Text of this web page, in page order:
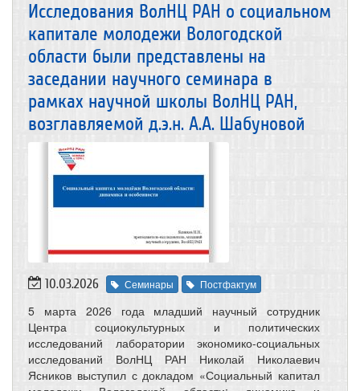
Исследования ВолНЦ РАН о социальном
капитале молодежи Вологодской
области были представлены на
заседании научного семинара в
рамках научной школы ВолНЦ РАН,
возглавляемой д.э.н. А.А. Шабуновой
10.03.2026 Семинары Постфактум
5 марта 2026 года младший научный сотрудник
Центра социокультурных и политических
исследований лаборатории экономико-социальных
исследований ВолНЦ РАН Николай Николаевич
Ясников выступил с докладом «Социальный капитал